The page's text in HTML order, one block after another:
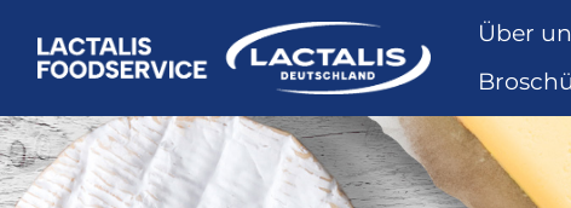
Über